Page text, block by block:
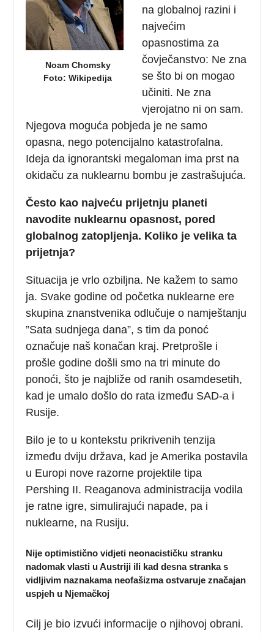
Noam Chomsky
Foto: Wikipedija
na globalnoj razini i
najvećim
opasnostima za
čovječanstvo: Ne zna
se što bi on mogao
učiniti. Ne zna
vjerojatno ni on sam.
Njegova moguća pobjeda je ne samo
opasna, nego potencijalno katastrofalna.
Ideja da ignorantski megaloman ima prst na
okidaču za nuklearnu bombu je zastrašujuća.
Često kao najveću prijetnju planeti
navodite nuklearnu opasnost, pored
globalnog zatopljenja. Koliko je velika ta
prijetnja?
Situacija je vrlo ozbiljna. Ne kažem to samo
ja. Svake godine od početka nuklearne ere
skupina znanstvenika odlučuje o namještanju
”Sata sudnjega dana”, s tim da ponoć
označuje naš konačan kraj. Pretprošle i
prošle godine došli smo na tri minute do
ponoći, što je najbliže od ranih osamdesetih,
kad je umalo došlo do rata između SAD-a i
Rusije.
Bilo je to u kontekstu prikrivenih tenzija
između dviju država, kad je Amerika postavila
u Europi nove razorne projektile tipa
Pershing II. Reaganova administracija vodila
je ratne igre, simulirajući napade, pa i
nuklearne, na Rusiju.
Nije optimistično vidjeti neonacističku stranku
nadomak vlasti u Austriji ili kad desna stranka s
vidljivim naznakama neofašizma ostvaruje značajan
uspjeh u Njemačkoj
Cilj je bio izvući informacije o njihovoj obrani.